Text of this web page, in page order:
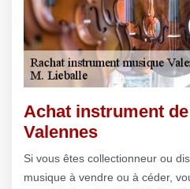
Achat instrument
Valennes
Si vous êtes collectionneur ou
musique à vendre ou à céder,